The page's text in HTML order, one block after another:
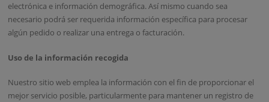
electrónica e información demográfica. Así mismo cuando sea
necesario podrá ser requerida información específica para procesar
algún pedido o realizar una entrega o facturación.
Uso de la información recogida
Nuestro sitio web emplea la información con el fin de proporcionar el
mejor servicio posible, particularmente para mantener un registro de